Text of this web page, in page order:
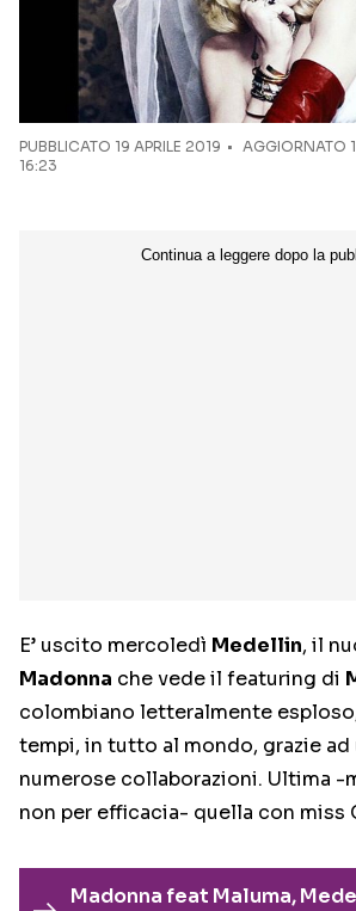
PUBBLICATO 19 APRILE 2019
AGGIORNATO
16:23
E’ uscito mercoledì Medellin, il
Madonna che vede il featuring di
colombiano letteralmente
tempi, in tutto al mondo, grazie ad
numerose collaborazioni. Ultima -
non per efficacia- quella con miss
Madonna feat Maluma,